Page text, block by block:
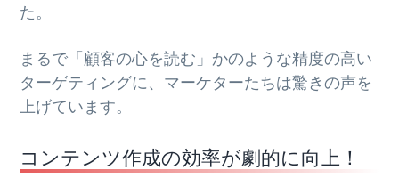
た。
まるで「顧客の心を読む」かのような精度の高い
ターゲティングに、マーケターたちは驚きの声を
上げています。
コンテンツ作成の効率が劇的に向上！